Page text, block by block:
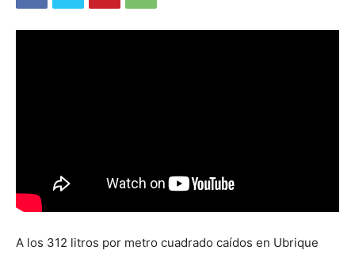
A los 312 litros por metro cuadrado caídos en Ubrique